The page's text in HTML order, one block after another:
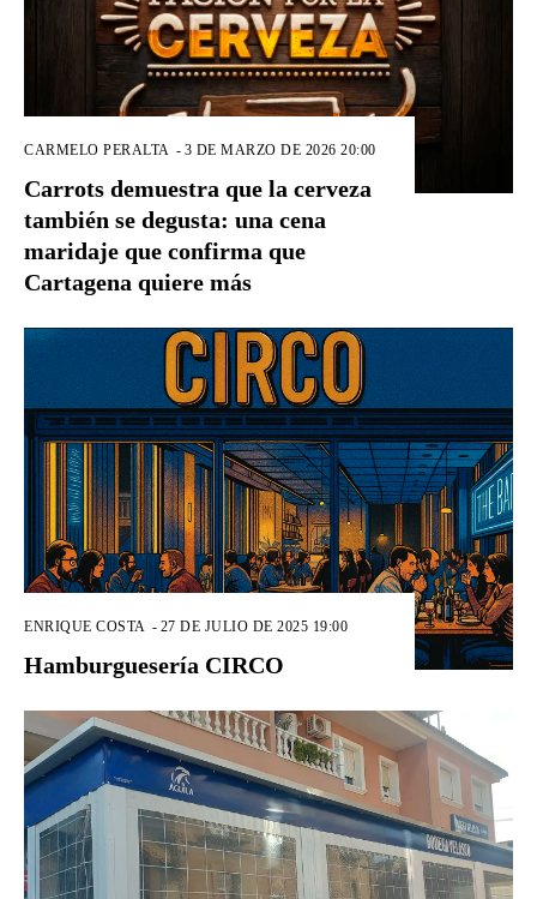
CARMELO PERALTA - 3 DE MARZO DE 2026 20:00
Carrots demuestra que la cerveza
también se degusta: una cena
maridaje que confirma que
Cartagena quiere más
ENRIQUE COSTA - 27 DE JULIO DE 2025 19:00
Hamburguesería CIRCO